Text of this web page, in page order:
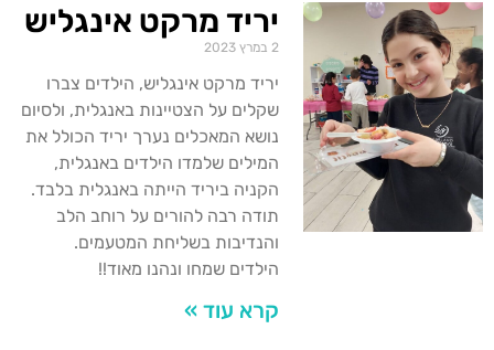
יריד מרקט אינגליש
2 במרץ 2023
יריד מרקט אינגליש, הילדים צברו
שקלים על הצטיינות באנגלית, ולסיום
נושא המאכלים נערך יריד הכולל את
המילים שלמדו הילדים באנגלית,
הקניה ביריד הייתה באנגלית בלבד.
תודה רבה להורים על רוחב הלב
והנדיבות בשליחת המטעמים.
הילדים שמחו ונהנו מאוד!!
קרא עוד »